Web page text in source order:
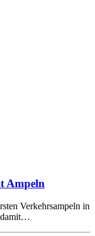
Ampeln
Verkehrsampeln in
damit…